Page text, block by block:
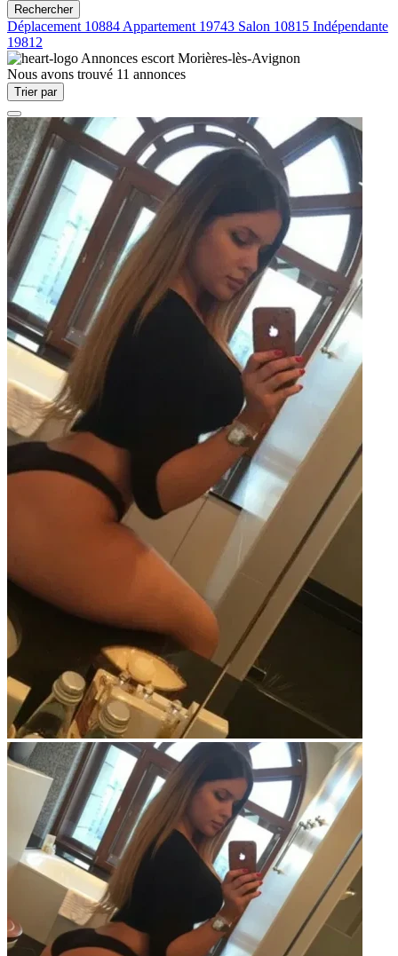
Rechercher
Déplacement 10884 Appartement 19743 Salon 10815 Indépendante
19812
Annonces escort Morières-lès-Avignon
Nous avons trouvé 11 annonces
Trier par